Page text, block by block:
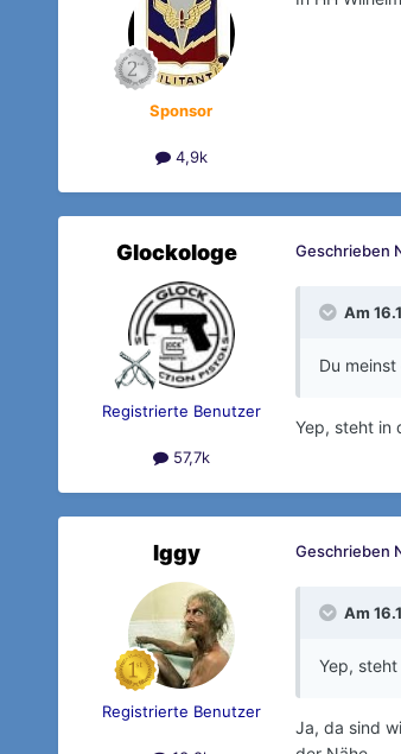
Sponsor
4,9k
Glockologe
Registrierte Benutzer
57,7k
Geschrieben
Am
Du
Yep, steht in
Iggy
Registrierte Benutzer
Geschrieben
Am
Yep,
Ja, da sind